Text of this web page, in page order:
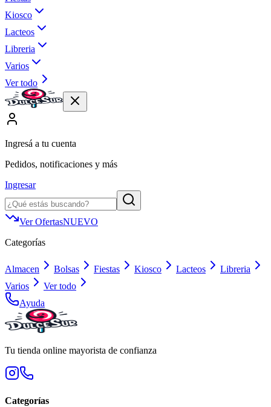
Kiosco
Lacteos
Libreria
Varios
Ver todo
Ingresá a tu cuenta
Pedidos, notificaciones y más
Ingresar
Ver OfertasNUEVO
Categorías
Almacen Bolsas Fiestas Kiosco Lacteos
Libreria
Varios
Ver todo
Ayuda
Tu tienda online mayorista de confianza
Categorías